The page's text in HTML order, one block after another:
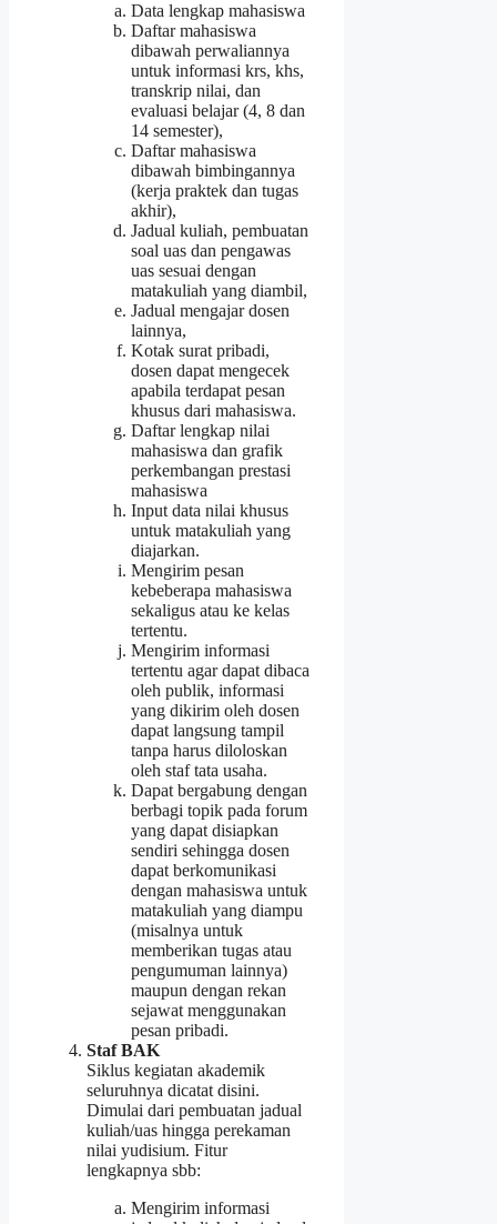
Data lengkap mahasiswa
Daftar mahasiswa
dibawah perwaliannya
untuk informasi krs, khs,
transkrip nilai, dan
evaluasi belajar (4, 8 dan
14 semester),
Daftar mahasiswa
dibawah bimbingannya
(kerja praktek dan tugas
akhir),
Jadual kuliah, pembuatan
soal uas dan pengawas
uas sesuai dengan
matakuliah yang diambil,
Jadual mengajar dosen
lainnya,
Kotak surat pribadi,
dosen dapat mengecek
apabila terdapat pesan
khusus dari mahasiswa.
Daftar lengkap nilai
mahasiswa dan grafik
perkembangan prestasi
mahasiswa
Input data nilai khusus
untuk matakuliah yang
diajarkan.
Mengirim pesan
kebeberapa mahasiswa
sekaligus atau ke kelas
tertentu.
Mengirim informasi
tertentu agar dapat dibaca
oleh publik, informasi
yang dikirim oleh dosen
dapat langsung tampil
tanpa harus diloloskan
oleh staf tata usaha.
Dapat bergabung dengan
berbagi topik pada forum
yang dapat disiapkan
sendiri sehingga dosen
dapat berkomunikasi
dengan mahasiswa untuk
matakuliah yang diampu
(misalnya untuk
memberikan tugas atau
pengumuman lainnya)
maupun dengan rekan
sejawat menggunakan
pesan pribadi.
Staf BAK
Siklus kegiatan akademik
seluruhnya dicatat disini.
Dimulai dari pembuatan jadual
kuliah/uas hingga perekaman
nilai yudisium. Fitur
lengkapnya sbb:
Mengirim informasi